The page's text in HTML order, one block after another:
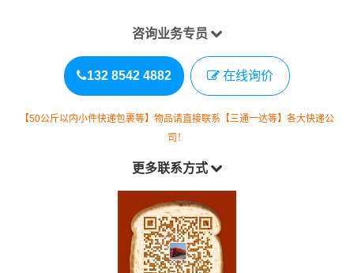
咨询业务专员
132 8542 4882 在线询价
【50公斤以内小件快递包裹等】物品请直接联系【三通一达等】各大快递公
司！
更多联系方式